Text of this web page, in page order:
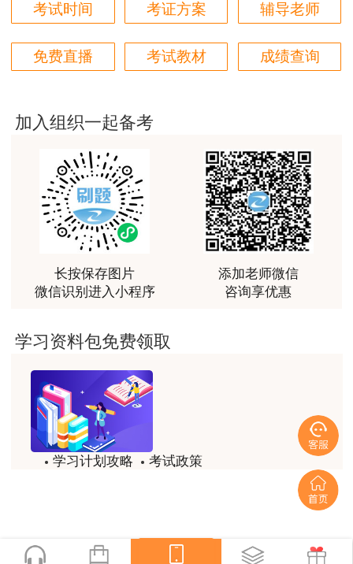
1.具有工程造价专业大学专科（或高等职业教
年；具有土木建筑、水利、装备制造、交通运输、
年。
2.具有工程造价专业大学本科及以上学历或学
位；具有工学、管理学、经济学门类大学本科及以
上学历或学位，从事工程造价、工程管理业务工作
满1年。
3.具有其他专业相应学历或学位的人员，从事
工程造价、工程管理业务工作年限相应增加1年。
（二）免试部分科目条件
具备下列条件之一者，可免试《建设工程造价
管理基础知识》科目，只参加《建设工程计量与计
价实务》科目的考试（报考级别为“免一科”）：
1.已取得全国建设工程造价员资格证书；
2.已取得公路工程造价人员资格证书（乙
3.具有经专业教育评估（认证）的工程管理、
老师讲的很细致很认真，课件准备充分也非常有耐
心，听了老师的课很有收获，谢谢老师的付出和努
力。
用户m0****88
用户m2****66
越听越觉得好
用户m2****66
越听越觉得好
用户m2****66
非常非常非常非常棒！！!！
用户m2****66
非常非常非常非常棒！！!！
土建计量这门课我听了门金瑞和孙琦两位老师的课
程，感觉各有千秋，正好取长补短助我通过了该门考
试，非常感谢两位老师的课程。
用户xi****mo
时间是我们通过的保证，没有什么比坚持更有价值，
听王英老师的土建案例课程就是通过一造考试的最强
用户xi****mo
考试时间 考证方案 辅导老师
免费直播 考试教材 成绩查询
加入组织一起备考
长按保存图片
微信识别进入小程序
添加老师微信
咨询享优惠
学习资料包免费领取
学习计划攻略
考试政策